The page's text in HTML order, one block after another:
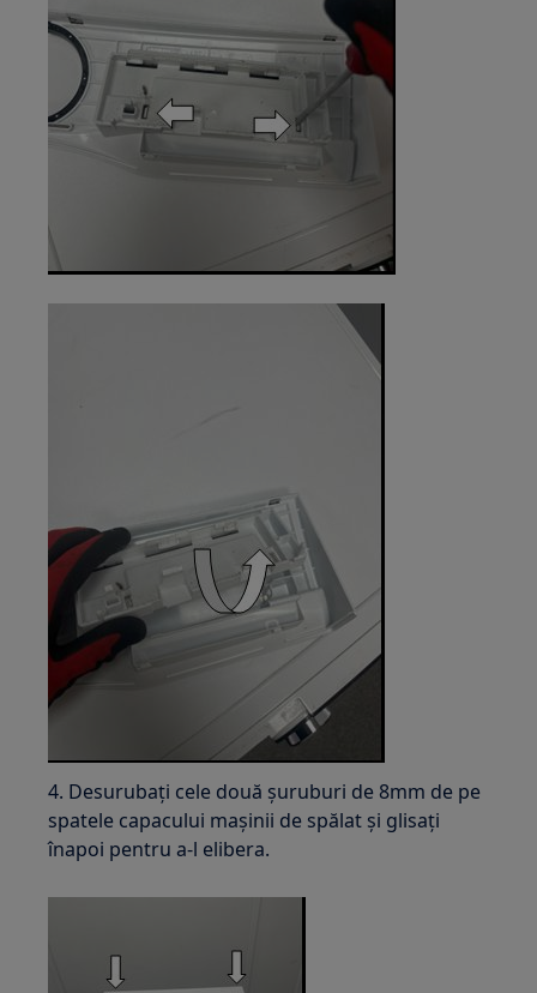
4. Desurubați cele două șuruburi de 8mm de pe
spatele capacului mașinii de spălat și glisați
înapoi pentru a-l elibera.